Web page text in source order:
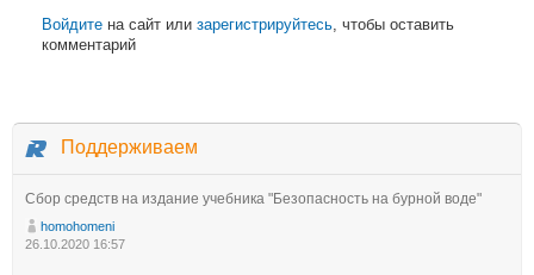
Войдите на сайт или зарегистрируйтесь , чтобы оставить
комментарий
Поддерживаем
Сбор средств на издание учебника "Безопасность на бурной воде"
homohomeni
26.10.2020 16:57